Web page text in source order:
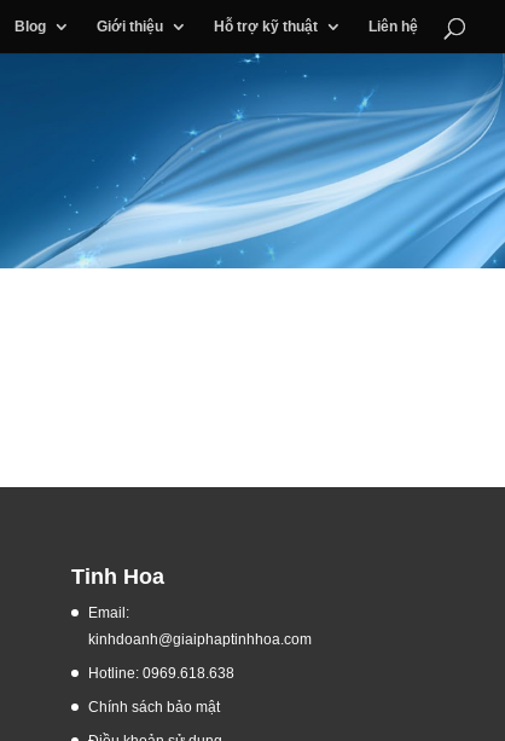
Blog Giới thiệu Hỗ trợ kỹ thuật Liên hệ
Tinh Hoa
Email:
kinhdoanh@giaiphaptinhhoa.com
Hotline: 0969.618.638
Chính sách bảo mật